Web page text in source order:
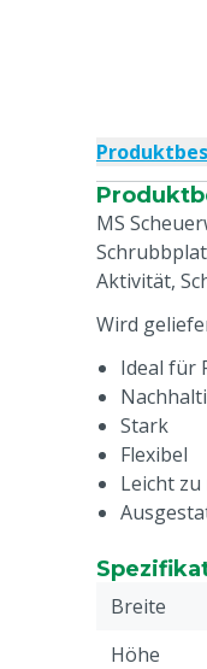
MS
Aktivität,
Wird
Ideal für
Stark
Flexibel
Leicht
Breite
Höhe